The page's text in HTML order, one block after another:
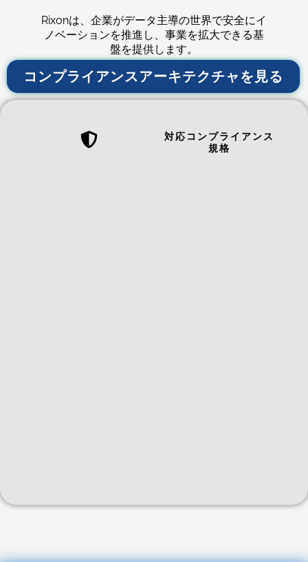
Rixonは、企業がデータ主導の世界で安全にイ
ノベーションを推進し、事業を拡大できる基
盤を提供します。
コンプライアンスアーキテクチャを見る
対応コンプライアンス
規格